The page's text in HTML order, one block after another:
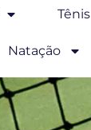
Tênis
Natação